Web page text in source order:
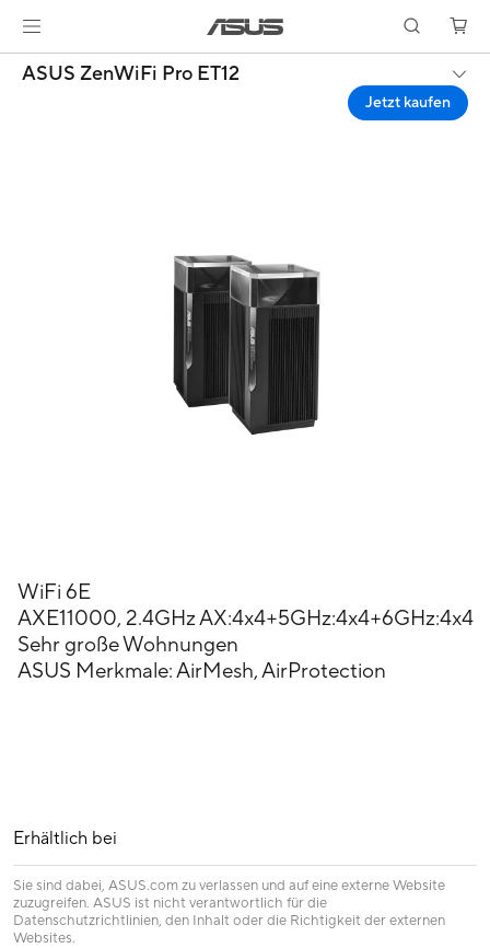
ASUS ZenWiFi Pro ET12
Jetzt kaufen
WiFi 6E
AXE11000, 2.4GHz AX:4x4+5GHz:4x4+6GHz:4x4
Sehr große Wohnungen
ASUS Merkmale: AirMesh, AirProtection
Erhältlich bei
Sie sind dabei, ASUS.com zu verlassen und auf eine externe Website
zuzugreifen. ASUS ist nicht verantwortlich für die
Datenschutzrichtlinien, den Inhalt oder die Richtigkeit der externen
Websites.